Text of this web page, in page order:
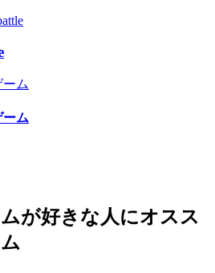
ム
ーム
が好きな人にオスス